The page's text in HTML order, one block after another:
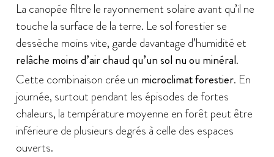
La canopée filtre le rayonnement solaire avant qu’il ne
touche la surface de la terre. Le sol forestier se
dessèche moins vite, garde davantage d’humidité et
relâche moins d’air chaud qu’un sol nu ou minéral.
Cette combinaison crée un microclimat forestier. En
journée, surtout pendant les épisodes de fortes
chaleurs, la température moyenne en forêt peut être
inférieure de plusieurs degrés à celle des espaces
ouverts.